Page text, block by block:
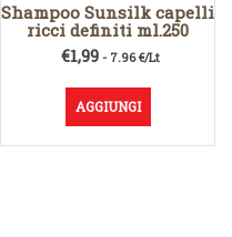
Shampoo Sunsilk capelli
ricci definiti ml.250
€1,99 - 7.96 €/Lt
AGGIUNGI